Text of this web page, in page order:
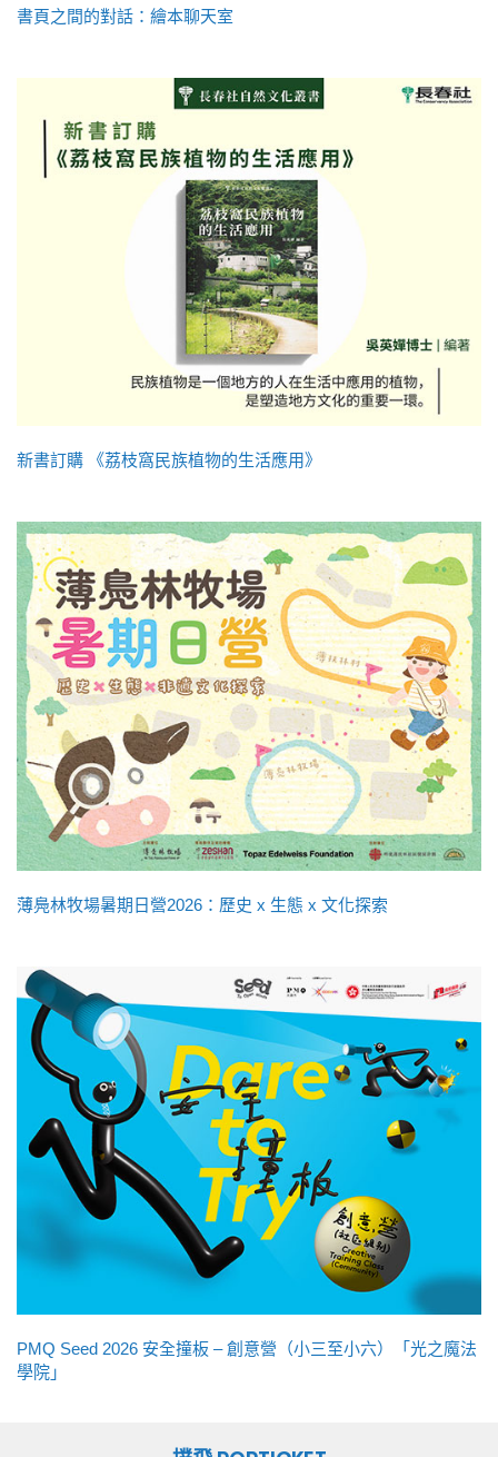
書頁之間的對話：繪本聊天室
新書訂購 《荔枝窩民族植物的生活應用》
薄鳧林牧場暑期日營2026：歷史 x 生態 x 文化探索
PMQ Seed 2026 安全撞板 – 創意營（小三至小六）「光之魔法
學院」